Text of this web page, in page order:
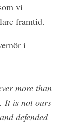
vi
framtid.
i
more than
It is not ours
defended